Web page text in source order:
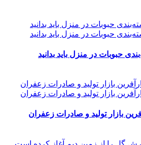
حبوبات در منزل باید بدانید
بازار تولید و صادرات زعفران